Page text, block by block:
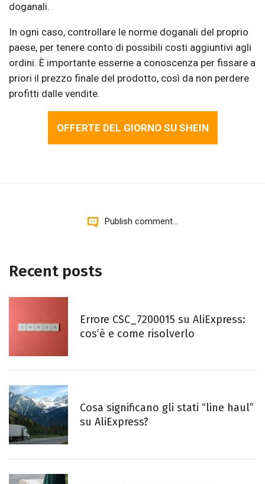
doganali.
In ogni caso, controllare le norme doganali del proprio
paese, per tenere conto di possibili costi aggiuntivi agli
ordini. È importante esserne a conoscenza per fissare a
priori il prezzo finale del prodotto, così da non perdere
profitti dalle vendite.
OFFERTE DEL GIORNO SU SHEIN
Publish comment...
Recent posts
Errore CSC_7200015 su AliExpress:
cos’è e come risolverlo
Cosa significano gli stati “line haul”
su AliExpress?